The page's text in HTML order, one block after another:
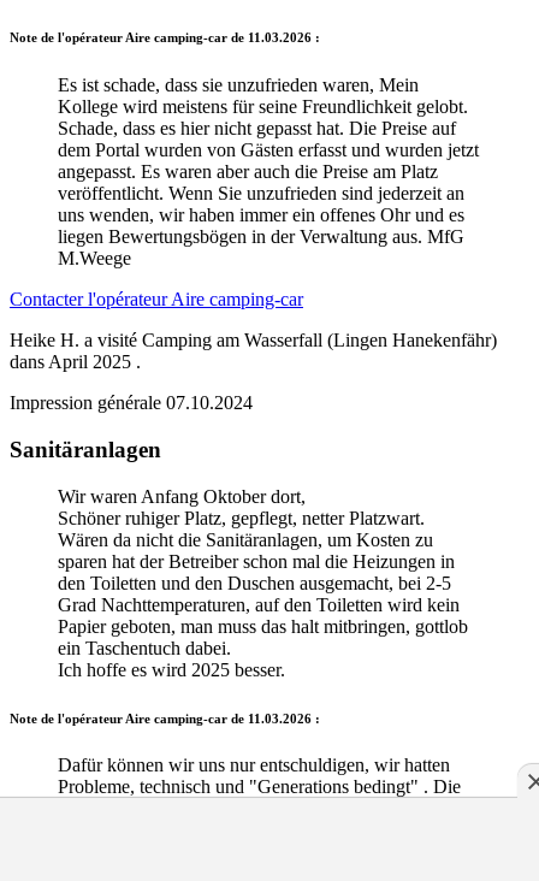
Note de l'opérateur Aire camping-car de 11.03.2026 :
Es ist schade, dass sie unzufrieden waren, Mein
Kollege wird meistens für seine Freundlichkeit gelobt.
Schade, dass es hier nicht gepasst hat. Die Preise auf
dem Portal wurden von Gästen erfasst und wurden jetzt
angepasst. Es waren aber auch die Preise am Platz
veröffentlicht. Wenn Sie unzufrieden sind jederzeit an
uns wenden, wir haben immer ein offenes Ohr und es
liegen Bewertungsbögen in der Verwaltung aus. MfG
M.Weege
Contacter l'opérateur Aire camping-car
Heike H. a visité Camping am Wasserfall (Lingen Hanekenfähr)
dans April 2025 .
Impression générale 07.10.2024
Sanitäranlagen
Wir waren Anfang Oktober dort,
Schöner ruhiger Platz, gepflegt, netter Platzwart.
Wären da nicht die Sanitäranlagen, um Kosten zu
sparen hat der Betreiber schon mal die Heizungen in
den Toiletten und den Duschen ausgemacht, bei 2-5
Grad Nachttemperaturen, auf den Toiletten wird kein
Papier geboten, man muss das halt mitbringen, gottlob
ein Taschentuch dabei.
Ich hoffe es wird 2025 besser.
Note de l'opérateur Aire camping-car de 11.03.2026 :
Dafür können wir uns nur entschuldigen, wir hatten
Probleme, technisch und "Generations bedingt" . Die